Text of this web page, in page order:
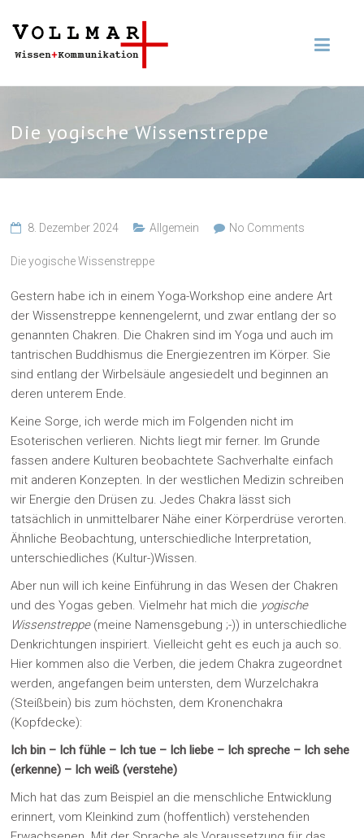
Die yogische Wissenstreppe
8. Dezember 2024 Allgemein No Comments
Die yogische Wissenstreppe
Gestern habe ich in einem Yoga-Workshop eine andere Art
der Wissenstreppe kennengelernt, und zwar entlang der so
genannten Chakren. Die Chakren sind im Yoga und auch im
tantrischen Buddhismus die Energiezentren im Körper. Sie
sind entlang der Wirbelsäule angesiedelt und beginnen an
deren unterem Ende.
Keine Sorge, ich werde mich im Folgenden nicht im
Esoterischen verlieren. Nichts liegt mir ferner. Im Grunde
fassen andere Kulturen beobachtete Sachverhalte einfach
mit anderen Konzepten. In der westlichen Medizin schreiben
wir Energie den Drüsen zu. Jedes Chakra lässt sich
tatsächlich in unmittelbarer Nähe einer Körperdrüse verorten.
Ähnliche Beobachtung, unterschiedliche Interpretation,
unterschiedliches (Kultur-)Wissen.
Aber nun will ich keine Einführung in das Wesen der Chakren
und des Yogas geben. Vielmehr hat mich die yogische
Wissenstreppe(meine Namensgebung ;-)) in unterschiedliche
Denkrichtungen inspiriert. Vielleicht geht es euch ja auch so.
Hier kommen also die Verben, die jedem Chakra zugeordnet
werden, angefangen beim untersten, dem Wurzelchakra
(Steißbein) bis zum höchsten, dem Kronenchakra
(Kopfdecke):
Ich bin – Ich fühle – Ich tue – Ich liebe – Ich spreche – Ich sehe
(erkenne) – Ich weiß (verstehe)
Mich hat das zum Beispiel an die menschliche Entwicklung
erinnert, vom Kleinkind zum (hoffentlich) verstehenden